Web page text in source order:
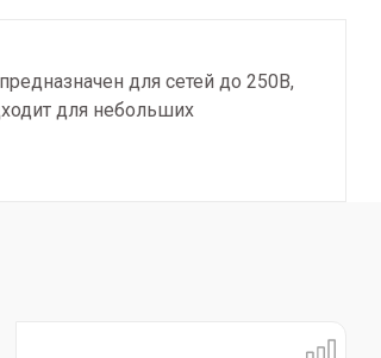
для сетей до 250В,
для небольших